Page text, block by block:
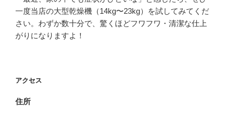
一度当店の大型乾燥機（14kg〜23kg）を試してみてくだ
さい。わずか数十分で、驚くほどフワフワ・清潔な仕上
がりになりますよ！
アクセス
住所